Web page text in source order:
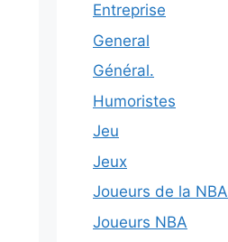
Entreprise
General
Général.
Humoristes
Jeu
Jeux
Joueurs de la NBA
Joueurs NBA